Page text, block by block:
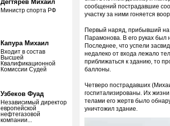
Дегтярев Михаил
Министр спорта РФ
Капура Михаил
Входит в состав
Высшей
Квалификационной
Комиссии Судей
Узбеков Фуад
Независимый директор
европейской
нефтегазовой
компании...
сообщений пострадавшие
участку за ними гоняется
Первый наряд, прибывший на
Парамонова. В его руках был
Последнее, что успели
недалеко от входа лежало
приближаться к зданию, то
баллоны.
Четверо пострадавших
госпитализированы. Их
телами его жертв было
уничтожил здание.